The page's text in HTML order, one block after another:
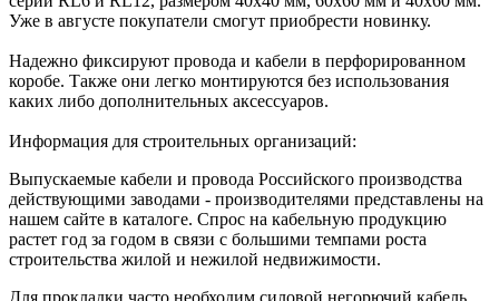
Уже в августе покупатели смогут приобрести новинку.
Надежно фиксируют провода и кабели в перфорированном
коробе. Также они легко монтируются без использования
каких либо дополнительных аксессуаров.
Информация для строительных организаций:
Выпускаемые кабели и провода Российского производства
действующими заводами - производителями представлены на
нашем сайте в каталоге. Спрос на кабельную продукцию
растет год за годом в связи с большими темпами роста
строительства жилой и нежилой недвижимости.
Для прокладки часто необходим силовой негорючий кабель